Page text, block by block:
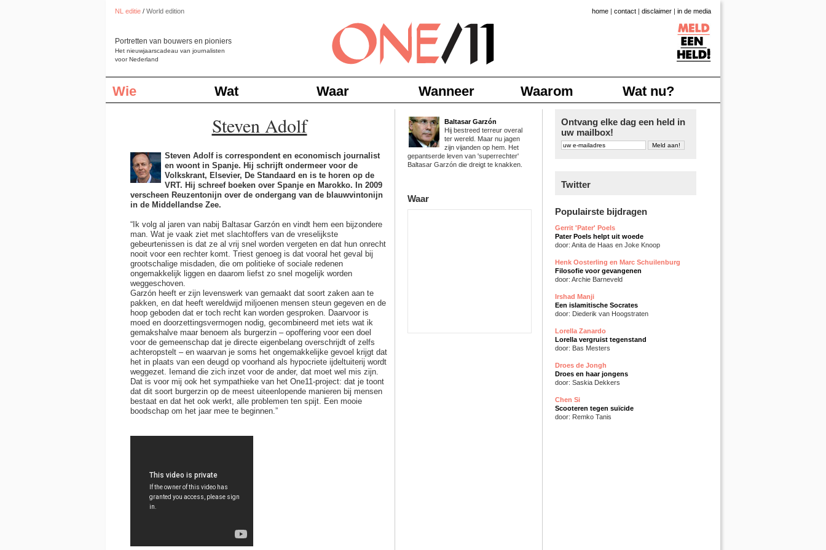
NL editie / World edition
Het nieuwjaarscadeau van journalisten
voor Nederland
Portretten van bouwers en pioniers
home | contact | disclaimer | in de media
Wie Wat Waar Wanneer Waarom Wat nu?
Steven Adolf
Steven Adolf is correspondent en economisch journalist
en woont in Spanje. Hij schrijft ondermeer voor de
Volkskrant, Elsevier, De Standaard en is te horen op de
VRT. Hij schreef boeken over Spanje en Marokko. In 2009
verscheen Reuzentonijn over de ondergang van de blauwvintonijn
in de Middellandse Zee.
“Ik volg al jaren van nabij Baltasar Garzón en vindt hem een bijzondere
man. Wat je vaak ziet met slachtoffers van de vreselijkste
gebeurtenissen is dat ze al vrij snel worden vergeten en dat hun onrecht
nooit voor een rechter komt. Triest genoeg is dat vooral het geval bij
grootschalige misdaden, die om politieke of sociale redenen
ongemakkelijk liggen en daarom liefst zo snel mogelijk worden
weggeschoven.
Garzón heeft er zijn levenswerk van gemaakt dat soort zaken aan te
pakken, en dat heeft wereldwijd miljoenen mensen steun gegeven en de
hoop geboden dat er toch recht kan worden gesproken. Daarvoor is
moed en doorzettingsvermogen nodig, gecombineerd met iets wat ik
gemakshalve maar benoem als burgerzin – opoffering voor een doel
voor de gemeenschap dat je directe eigenbelang overschrijdt of zelfs
achteropstelt – en waarvan je soms het ongemakkelijke gevoel krijgt dat
het in plaats van een deugd op voorhand als hypocriete ijdeltuiterij wordt
weggezet. Iemand die zich inzet voor de ander, dat moet wel mis zijn.
Dat is voor mij ook het sympathieke van het One11-project: dat je toont
dat dit soort burgerzin op de meest uiteenlopende manieren bij mensen
bestaat en dat het ook werkt, alle problemen ten spijt. Een mooie
boodschap om het jaar mee te beginnen.”
Baltasar Garzón
Hij bestreed terreur overal
ter wereld. Maar nu jagen
zijn vijanden op hem. Het
gepantserde leven van 'superrechter'
Baltasar Garzón die dreigt te knakken.
Waar
Ontvang elke dag een held in
uw mailbox!
Twitter
Populairste bijdragen
Gerrit 'Pater' Poels
Pater Poels helpt uit woede
door: Anita de Haas en Joke Knoop
Henk Oosterling en Marc Schuilenburg
Filosofie voor gevangenen
door: Archie Barneveld
Irshad Manji
Een islamitische Socrates
door: Diederik van Hoogstraten
Lorella Zanardo
Lorella vergruist tegenstand
door: Bas Mesters
Droes de Jongh
Droes en haar jongens
door: Saskia Dekkers
Chen Si
Scooteren tegen suïcide
door: Remko Tanis